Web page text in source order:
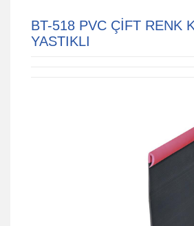
BT-518 PVC ÇİFT RENK
YASTIKLI